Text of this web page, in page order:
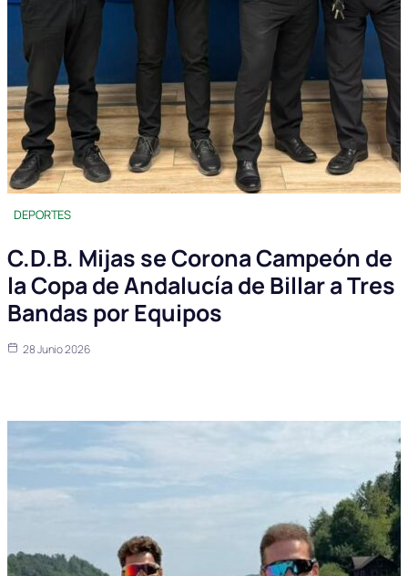
DEPORTES
C.D.B. Mijas se Corona Campeón de
la Copa de Andalucía de Billar a Tres
Bandas por Equipos
28 Junio 2026